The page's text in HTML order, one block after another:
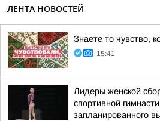
ЛЕНТА НОВОСТЕЙ
Знаете то чувство,
15:41
Лидеры женской
спортивной
запланированного